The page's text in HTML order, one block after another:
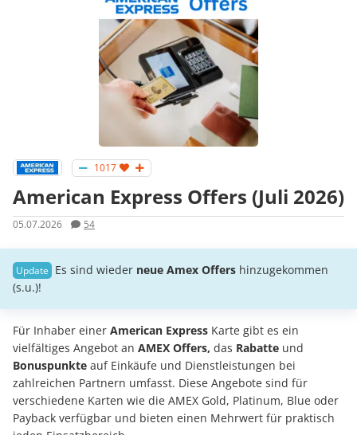
1017
American Express Offers (Juli 2026)
05.07.2026 54
Es sind wieder neue Amex Offers hinzugekommen
(s.u.)!
Für Inhaber einer American Express Karte gibt es ein
vielfältiges Angebot an AMEX Offers, das Rabatte und
Bonuspunkte auf Einkäufe und Dienstleistungen bei
zahlreichen Partnern umfasst. Diese Angebote sind für
verschiedene Karten wie die AMEX Gold, Platinum, Blue oder
Payback verfügbar und bieten einen Mehrwert für praktisch